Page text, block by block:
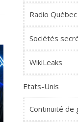
Radio Québec
Sociétés
WikiLeaks
Etats-Unis
Continuité de